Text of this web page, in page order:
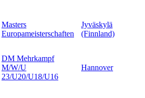
Masters
Europameisterschaften
Jyväskylä
(Finnland)
DM Mehrkampf
M/W/U
23/U20/U18/U16
Hannover